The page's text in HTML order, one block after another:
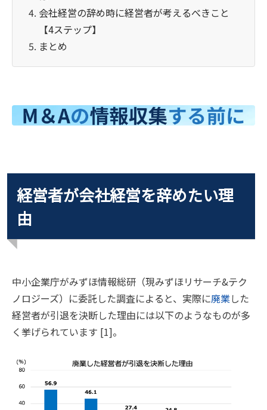
会社経営の辞め時に経営者が考えるべきこと
【4ステップ】
まとめ
経営者が会社経営を辞めたい理
由
中小企業庁がみずほ情報総研（現みずほリサーチ&テク
ノロジーズ）に委託した調査によると、実際に廃業した
経営者が引退を決断した理由には以下のようなものが多
く挙げられています [1]。